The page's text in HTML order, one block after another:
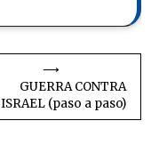
GUERRA CONTRA
ISRAEL (paso a paso)
⟶